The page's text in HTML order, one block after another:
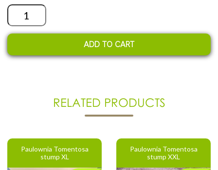
Quantity
ADD TO CART
RELATED PRODUCTS
Paulownia Tomentosa
stump XL
Paulownia Tomentosa
stump XXL